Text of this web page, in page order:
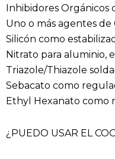
Inhibidores Orgánicos
Uno o más agentes
Silicón como
Nitrato para aluminio,
Triazole/Thiazole
Sebacato como
Ethyl Hexanato como
¿PUEDO USAR EL